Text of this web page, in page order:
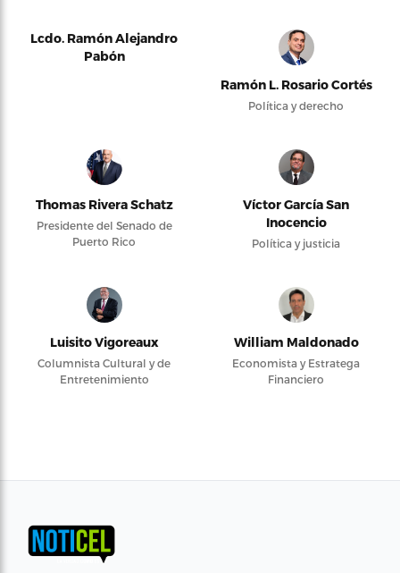
Lcdo. Ramón Alejandro
Pabón
Ramón L. Rosario Cortés
Política y derecho
Thomas Rivera Schatz
Presidente del Senado de
Puerto Rico
Víctor García San
Inocencio
Política y justicia
Luisito Vigoreaux
Columnista Cultural y de
Entretenimiento
William Maldonado
Economista y Estratega
Financiero